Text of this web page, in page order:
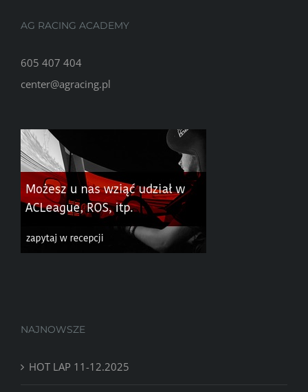
AG RACING ACADEMY
605 407 404
center@agracing.pl
NAJNOWSZE
HOT LAP 11-12.2025